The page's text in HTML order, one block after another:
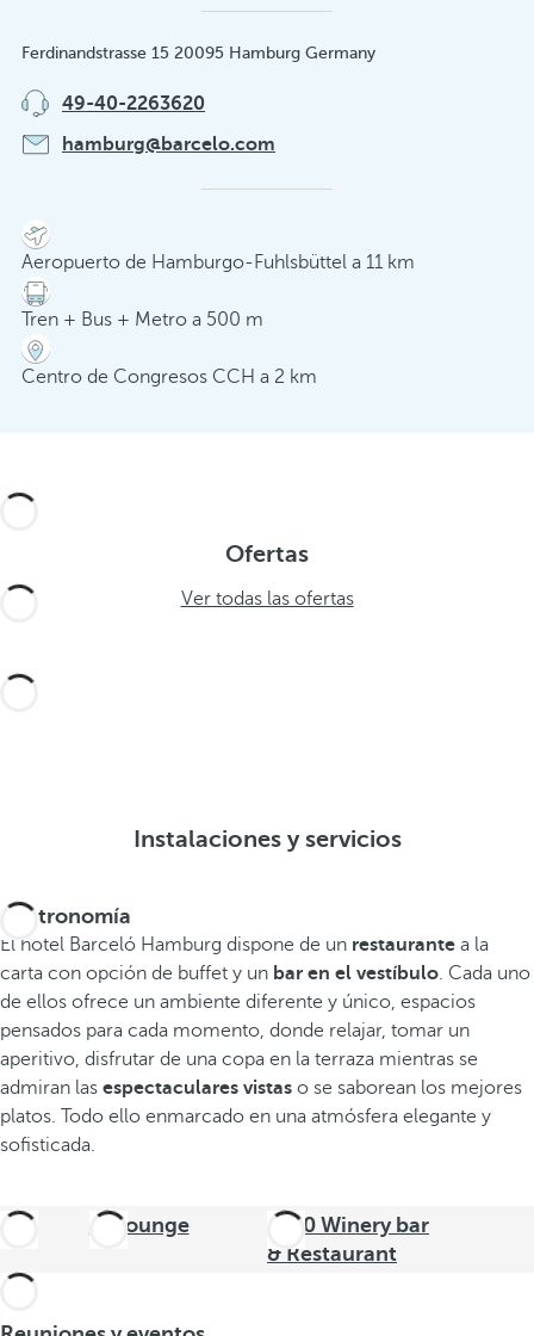
Ferdinandstrasse 15 20095 Hamburg Germany
49-40-2263620
hamburg@barcelo.com
Aeropuerto de Hamburgo-Fuhlsbüttel a 11 km
Tren + Bus + Metro a 500 m
Centro de Congresos CCH a 2 km
Ofertas
Ver todas las ofertas
Instalaciones y servicios
Gastronomía
El hotel Barceló Hamburg dispone de un restaurante a la
carta con opción de buffet y un bar en el vestíbulo. Cada uno
de ellos ofrece un ambiente diferente y único, espacios
pensados para cada momento, donde relajar, tomar un
aperitivo, disfrutar de una copa en la terraza mientras se
admiran las espectaculares vistas o se saborean los mejores
platos. Todo ello enmarcado en una atmósfera elegante y
sofisticada.
B-Lounge
1700 Winery bar
& Restaurant